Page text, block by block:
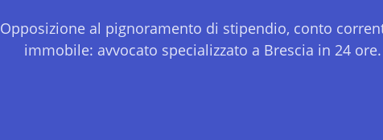
Opposizione al pignoramento di stipendio, conto
immobile: avvocato specializzato a Brescia in 24 ore.